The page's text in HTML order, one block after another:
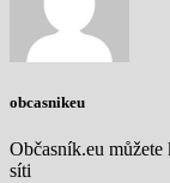
obcasnikeu
Občasník.eu
síti